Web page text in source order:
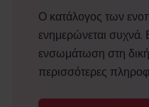
Ο κατάλογος των
ενημερώνεται συχνά.
ενσωμάτωση στη δική
περισσότερες